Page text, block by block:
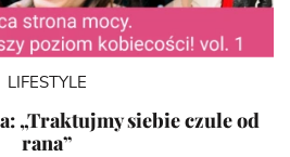
LIFESTYLE
„Traktujmy siebie czule od
rana”